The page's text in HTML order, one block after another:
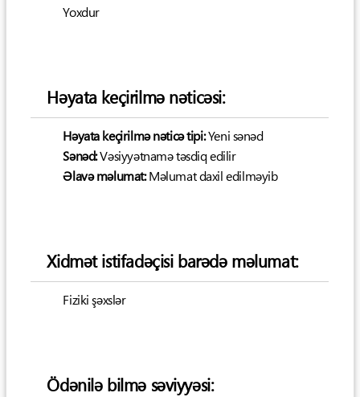
Yoxdur
Həyata keçirilmə nəticəsi:
Həyata keçirilmə nəticə tipi:Yeni sənəd
Sənəd:Vəsiyyətnamə təsdiq edilir
Əlavə məlumat:Məlumat daxil edilməyib
Xidmət istifadəçisi barədə məlumat:
Fiziki şəxslər
Ödənilə bilmə səviyyəsi: